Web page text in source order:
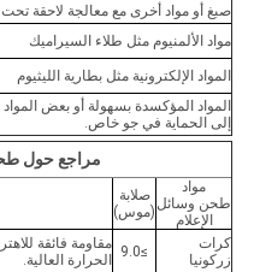
صبغ أو مواد أخرى مع معالجة لاحقة تحت
مواد الألمنيوم مثل طلاء السيراميك
المواد الإلكترونية مثل بطارية الليثيوم
المواد المؤكسدة بسهولة أو بعض
إلى الحماية في جو خاص.
مراجع حول
مواد
طحن وسائل
الإعلام
صلابة
(موس)
كرات
زركونيا
≥9.0
مقاومة فائقة
الحرارة العالية.